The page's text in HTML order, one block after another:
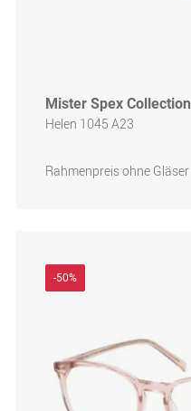
Mister Spex Collection
Helen 1045 A23
Rahmenpreis ohne Gläser
-50%